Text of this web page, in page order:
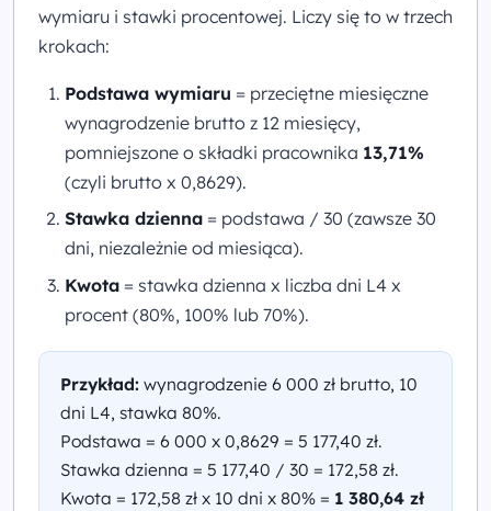
wymiaru i stawki procentowej. Liczy się to w trzech
krokach:
Podstawa wymiaru = przeciętne miesięczne
wynagrodzenie brutto z 12 miesięcy,
pomniejszone o składki pracownika 13,71%
(czyli brutto x 0,8629).
Stawka dzienna = podstawa / 30 (zawsze 30
dni, niezależnie od miesiąca).
Kwota = stawka dzienna x liczba dni L4 x
procent (80%, 100% lub 70%).
Przykład: wynagrodzenie 6 000 zł brutto, 10
dni L4, stawka 80%.
Podstawa = 6 000 x 0,8629 = 5 177,40 zł.
Stawka dzienna = 5 177,40 / 30 = 172,58 zł.
Kwota = 172,58 zł x 10 dni x 80% = 1 380,64 zł